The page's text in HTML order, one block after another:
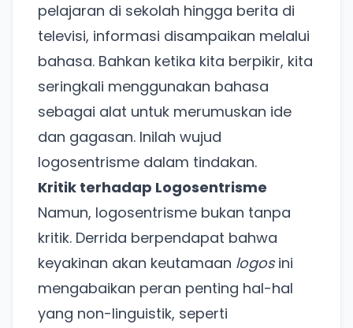
pelajaran di sekolah hingga berita di
televisi, informasi disampaikan melalui
bahasa. Bahkan ketika kita berpikir, kita
seringkali menggunakan bahasa
sebagai alat untuk merumuskan ide
dan gagasan. Inilah wujud
logosentrisme dalam tindakan.
Kritik terhadap Logosentrisme
Namun, logosentrisme bukan tanpa
kritik. Derrida berpendapat bahwa
keyakinan akan keutamaan logosini
mengabaikan peran penting hal-hal
yang non-linguistik, seperti